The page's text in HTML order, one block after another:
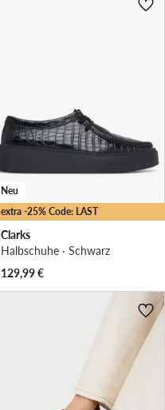
extra -25% Code: LAST
Neu
Clarks
Halbschuhe · Schwarz
129,99€